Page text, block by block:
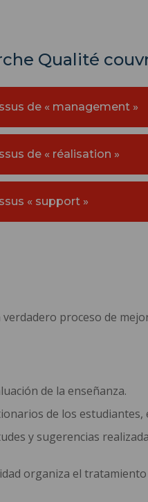
Qualité
de « management »
de « réalisation »
« support »
proceso de
de la enseñanza.
de los
y sugerencias
organiza el